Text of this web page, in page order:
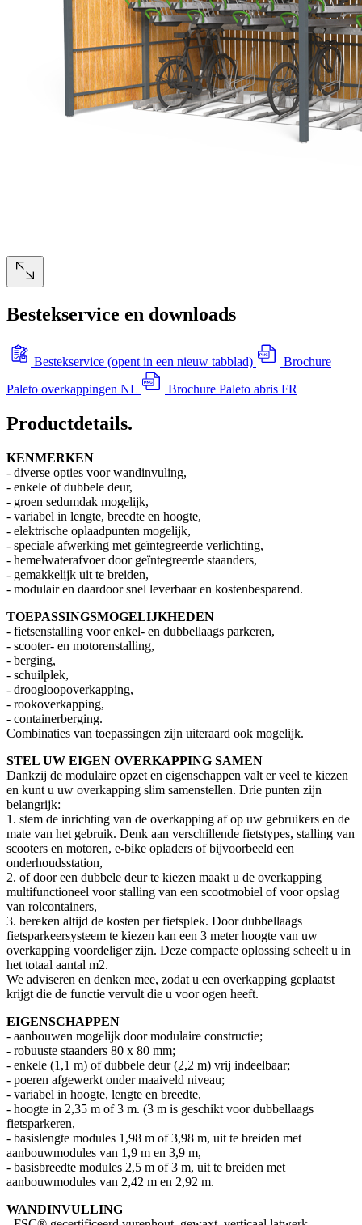
Bestekservice en downloads
Bestekservice (opent in een nieuw tabblad)
Brochure
Paleto overkappingen NL
Brochure Paleto abris FR
Productdetails.
KENMERKEN
- diverse opties voor wandinvuling,
- enkele of dubbele deur,
- groen sedumdak mogelijk,
- variabel in lengte, breedte en hoogte,
- elektrische oplaadpunten mogelijk,
- speciale afwerking met geïntegreerde verlichting,
- hemelwaterafvoer door geïntegreerde staanders,
- gemakkelijk uit te breiden,
- modulair en daardoor snel leverbaar en kostenbesparend.
TOEPASSINGSMOGELIJKHEDEN
- fietsenstalling voor enkel- en dubbellaags parkeren,
- scooter- en motorenstalling,
- berging,
- schuilplek,
- droogloopoverkapping,
- rookoverkapping,
- containerberging.
Combinaties van toepassingen zijn uiteraard ook mogelijk.
STEL UW EIGEN OVERKAPPING SAMEN
Dankzij de modulaire opzet en eigenschappen valt er veel te kiezen
en kunt u uw overkapping slim samenstellen. Drie punten zijn
belangrijk:
1. stem de inrichting van de overkapping af op uw gebruikers en de
mate van het gebruik. Denk aan verschillende fietstypes, stalling van
scooters en motoren, e-bike opladers of bijvoorbeeld een
onderhoudsstation,
2. of door een dubbele deur te kiezen maakt u de overkapping
multifunctioneel voor stalling van een scootmobiel of voor opslag
van rolcontainers,
3. bereken altijd de kosten per fietsplek. Door dubbellaags
fietsparkeersysteem te kiezen kan een 3 meter hoogte van uw
overkapping voordeliger zijn. Deze compacte oplossing scheelt u in
het totaal aantal m2.
We adviseren en denken mee, zodat u een overkapping geplaatst
krijgt die de functie vervult die u voor ogen heeft.
EIGENSCHAPPEN
- aanbouwen mogelijk door modulaire constructie;
- robuuste staanders 80 x 80 mm;
- enkele (1,1 m) of dubbele deur (2,2 m) vrij indeelbaar;
- poeren afgewerkt onder maaiveld niveau;
- variabel in hoogte, lengte en breedte,
- hoogte in 2,35 m of 3 m. (3 m is geschikt voor dubbellaags
fietsparkeren,
- basislengte modules 1,98 m of 3,98 m, uit te breiden met
aanbouwmodules van 1,9 m en 3,9 m,
- basisbreedte modules 2,5 m of 3 m, uit te breiden met
aanbouwmodules van 2,42 m en 2,92 m.
WANDINVULLING